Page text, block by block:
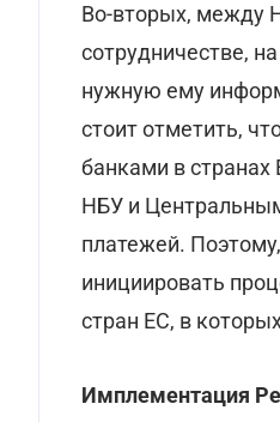
Во-вторых, между
сотрудничестве,
нужную ему
стоит отметить,
банками в странах
НБУ и
платежей.
инициировать
стран ЕС, в
Имплементация